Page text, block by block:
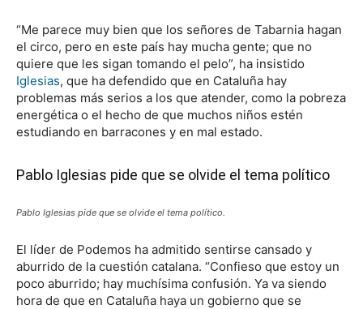
“Me parece muy bien que los señores de Tabarnia hagan
el circo, pero en este país hay mucha gente; que no
quiere que les sigan tomando el pelo”, ha insistido
Iglesias, que ha defendido que en Cataluña hay
problemas más serios a los que atender, como la pobreza
energética o el hecho de que muchos niños estén
estudiando en barracones y en mal estado.
Pablo Iglesias pide que se olvide el tema político
Pablo Iglesias pide que se olvide el tema político.
El líder de Podemos ha admitido sentirse cansado y
aburrido de la cuestión catalana. “Confieso que estoy un
poco aburrido; hay muchísima confusión. Ya va siendo
hora de que en Cataluña haya un gobierno que se